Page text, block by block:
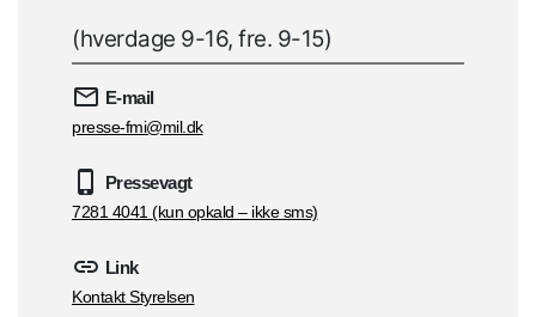
(hverdage 9-16, fre. 9-15)
E-mail
presse-fmi@mil.dk
Pressevagt
7281 4041 (kun opkald – ikke sms)
Link
Kontakt Styrelsen